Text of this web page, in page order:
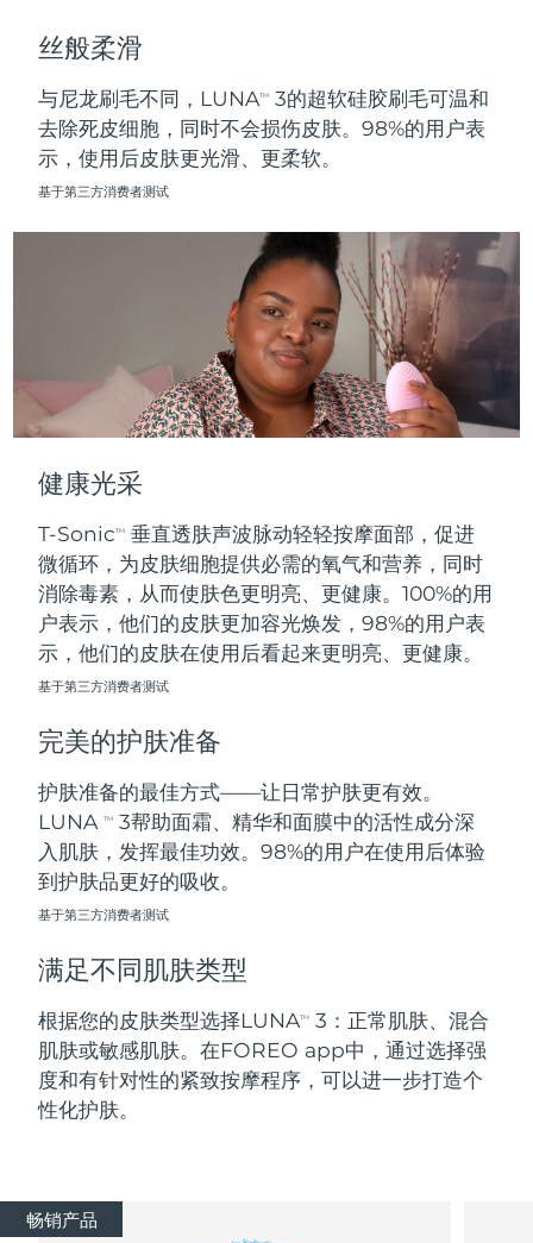
丝般柔滑
与尼龙刷毛不同，LUNATM
3的超软硅胶刷毛可温和
去除死皮细胞，同时不会损伤皮肤。98%的用户表
示，使用后皮肤更光滑、更柔软。
基于第三方消费者测试
健康光采
T-SonicTM
垂直透肤声波脉动轻轻按摩面部，促进
微循环，为皮肤细胞提供必需的氧气和营养，同时
消除毒素，从而使肤色更明亮、更健康。100%的用
户表示，他们的皮肤更加容光焕发，98%的用户表
示，他们的皮肤在使用后看起来更明亮、更健康。
基于第三方消费者测试
完美的护肤准备
护肤准备的最佳方式——让日常护肤更有效。
LUNATM
3帮助面霜、精华和面膜中的活性成分深
入肌肤，发挥最佳功效。98%的用户在使用后体验
到护肤品更好的吸收。
基于第三方消费者测试
满足不同肌肤类型
根据您的皮肤类型选择LUNATM
3：正常肌肤、混合
肌肤或敏感肌肤。在FOREO app中，通过选择强
度和有针对性的紧致按摩程序，可以进一步打造个
性化护肤。
畅销产品
南非 预计送达日期8/18/26
韩国
预计送达日期 8/10/26
预计送达日期8/10/26
预计送达日期8/10/26
台湾 预计送达日期8/15/26
泰国
土耳其 预计送达日期8/11/26
阿拉伯联合酋长国 预计送达日期8/11/26
英国 预计送达日期8/10/26
美国
乌兹别克斯坦
越南 预计送达日期